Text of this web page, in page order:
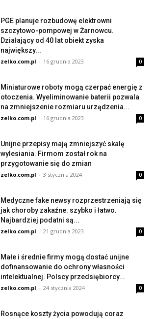
PGE planuje rozbudowę elektrowni
szczytowo-pompowej w Żarnowcu.
Działający od 40 lat obiekt zyska
największy...
zelko.com.pl - 16 grudnia 2023 0
Miniaturowe roboty mogą czerpać energię z
otoczenia. Wyeliminowanie baterii pozwala
na zmniejszenie rozmiaru urządzenia...
zelko.com.pl - 16 grudnia 2023 0
Unijne przepisy mają zmniejszyć skalę
wylesiania. Firmom został rok na
przygotowanie się do zmian
zelko.com.pl - 3 stycznia 2024 0
Medyczne fake newsy rozprzestrzeniają się
jak choroby zakaźne: szybko i łatwo.
Najbardziej podatni są...
zelko.com.pl - 21 grudnia 2023 0
Małe i średnie firmy mogą dostać unijne
dofinansowanie do ochrony własności
intelektualnej. Polscy przedsiębiorcy...
zelko.com.pl - 24 stycznia 2024 0
Rosnące koszty życia powodują coraz